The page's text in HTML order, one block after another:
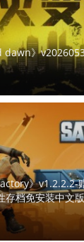
dawn》
》v1.2.2.2-
存档免安装中文